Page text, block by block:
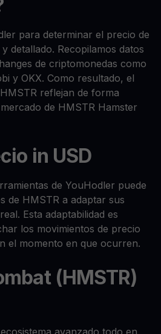
para determinar el precio de
detallado. Recopilamos datos
de criptomonedas como
y OKX. Como resultado, el
reflejan de forma
de HMSTR Hamster
in USD
de YouHodler puede
de HMSTR a adaptar sus
Esta adaptabilidad es
los movimientos de precio
el momento en que ocurren.
(HMSTR)